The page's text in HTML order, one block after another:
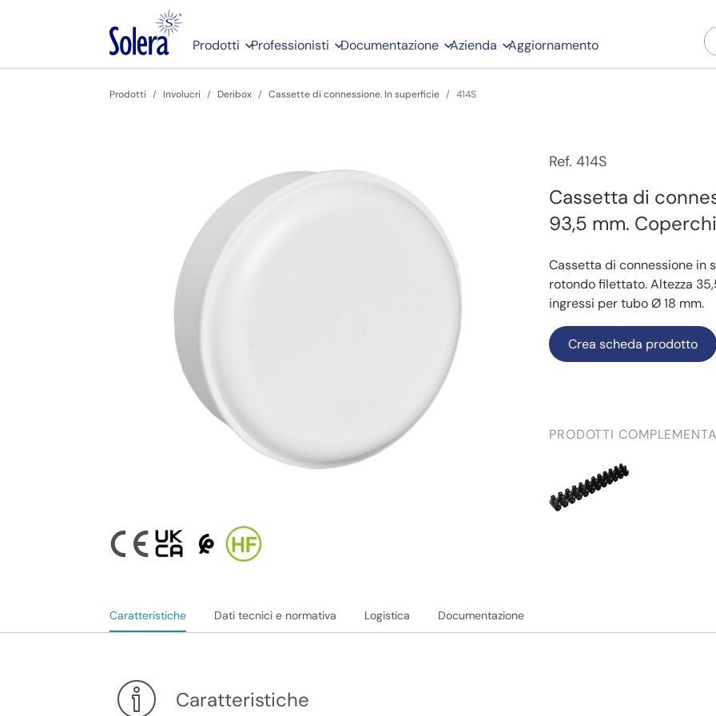
Prodotti Professionisti Documentazione Azienda Aggiornamento
Prodotti Involucri Deribox Cassette di connessione. In superficie 414S
Ref. 414S
Cassetta di
93,5 mm.
Cassetta di connessione in
rotondo filettato. Altezza
ingressi per tubo Ø 18 mm.
Crea scheda prodotto
PRODOTTI
Caratteristiche Dati tecnici e normativa Logistica Documentazione
Caratteristiche